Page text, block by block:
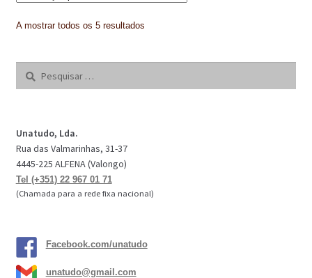
A mostrar todos os 5 resultados
Pesquisar
Unatudo, Lda.
Rua das Valmarinhas, 31-37
4445-225 ALFENA (Valongo)
Tel (+351) 22 967 01 71
(Chamada para a rede fixa nacional)
Facebook.com/unatudo
unatudo@gmail.com